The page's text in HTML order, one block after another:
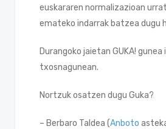
euskararen normalizazioan
emateko indarrak batzea dugu
Durangoko jaietan GUKA!
txosnagunean.
Nortzuk osatzen dugu Guka?
– Berbaro Taldea (Anboto